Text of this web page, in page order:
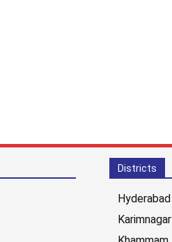
Districts
Hyderabad
Karimnagar